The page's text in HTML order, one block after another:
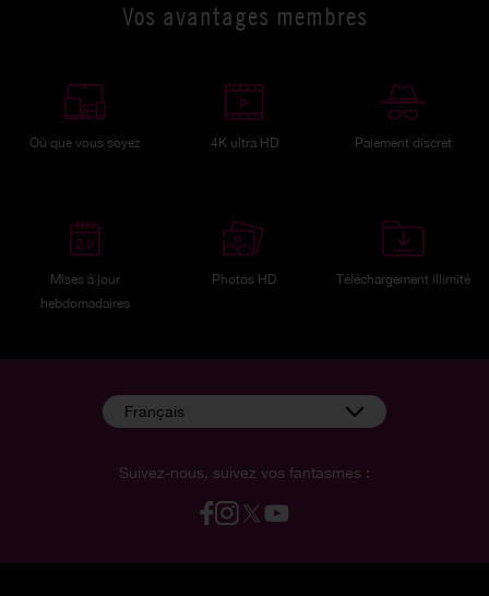
Vos avantages membres
Où que vous soyez 4K ultra HD Paiement discret
Mises à jour
hebdomadaires
Photos HD Téléchargement illimité
Suivez-nous, suivez vos fantasmes :
Français